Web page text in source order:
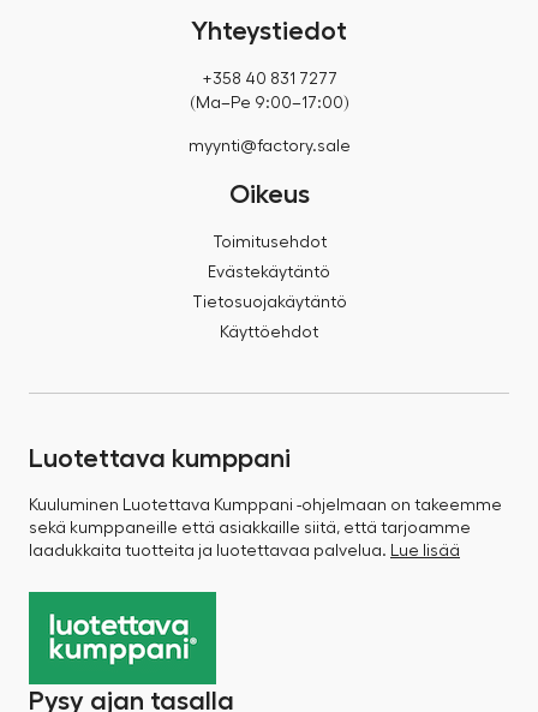
Yhteystiedot
+358 40 831 7277
(Ma–Pe 9:00–17:00)
myynti@factory.sale
Oikeus
Toimitusehdot
Evästekäytäntö
Tietosuojakäytäntö
Käyttöehdot
Luotettava kumppani
Kuuluminen Luotettava Kumppani -ohjelmaan on takeemme
sekä kumppaneille että asiakkaille siitä, että tarjoamme
laadukkaita tuotteita ja luotettavaa palvelua.
Lue lisää
Pysy ajan tasalla